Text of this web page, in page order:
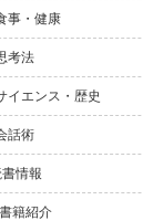
事・健康
考法
イエンス・歴史
話術
情報
籍紹介